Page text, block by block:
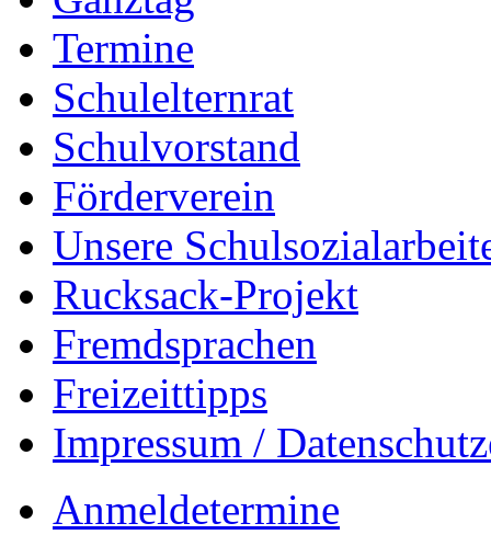
Termine
Schulelternrat
Schulvorstand
Förderverein
Unsere
Rucksack-Projekt
Fremdsprachen
Freizeittipps
Impressum /
Anmeldetermine